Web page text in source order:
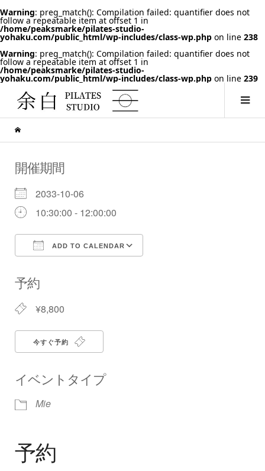
Warning: preg_match(): Compilation failed: quantifier does not
follow a repeatable item at offset 1 in
/home/peaksmarke/pilates-studio-
yohaku.com/public_html/wp-includes/class-wp.php on line 238
Warning: preg_match(): Compilation failed: quantifier does not
follow a repeatable item at offset 1 in
/home/peaksmarke/pilates-studio-
yohaku.com/public_html/wp-includes/class-wp.php on line 239
開催期間
2033-10-06
10:30:00 - 12:00:00
ADD TO CALENDAR
予約
¥8,800
今すぐ予約
イベントタイプ
Mie
予約